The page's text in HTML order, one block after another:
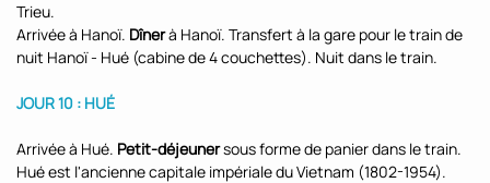
Trieu.
Arrivée à Hanoï. Dînerà Hanoï. Transfert à la gare pour le train de
nuit Hanoï - Hué (cabine de 4 couchettes). Nuit dans le train.
JOUR 10 : HUÉ
Arrivée à Hué. Petit-déjeunersous forme de panier dans le train.
Hué est l'ancienne capitale impériale du Vietnam (1802-1954).